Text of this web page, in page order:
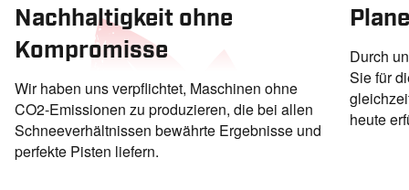
Nachhaltigkeit ohne
Kompromisse
Wir haben uns verpflichtet, Maschinen ohne
CO2-Emissionen zu produzieren, die bei allen
Schneeverhältnissen bewährte Ergebnisse und
perfekte Pisten liefern.
Durch
Sie für
heute